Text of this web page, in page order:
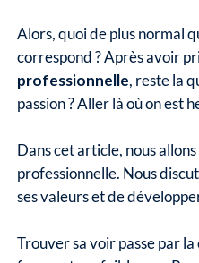
Alors, quoi de plus normal
correspond ? Après avoir
professionnelle, reste la
passion ? Aller là où on est
Dans cet article, nous
professionnelle. Nous
ses valeurs et de
Trouver sa voir passe par la